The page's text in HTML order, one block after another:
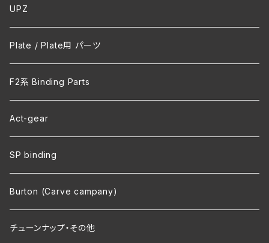
UPZ
Plate / Plate用 パーツ
F2系 Binding Parts
Act-gear
SP binding
Burton (Carve campany)
チューンナップ・その他